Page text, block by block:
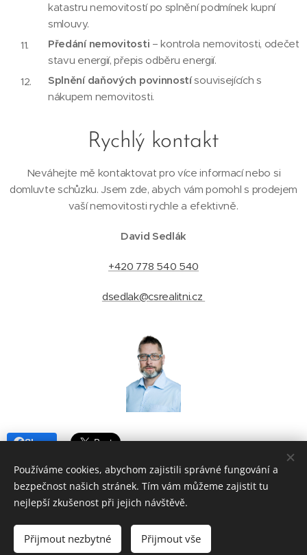
katastru nemovitostí po splnění podmínek kupní
smlouvy.
Předání nemovitosti – kontrola nemovitosti, odečet
stavu energií, přepis odběru energií.
Splnění daňových povinnostísouvisejících s
nákupem nemovitosti.
Rychlý kontakt
Neváhejte mě kontaktovat pro více informací nebo si
domluvte schůzku. Jsem zde, abych vám pomohl s prodejem
vaší nemovitosti rychle a efektivně.
David Sedlák
+420 778 540 540
dsedlak@csrealitni.cz
Share
REALITNÍ - Příkop 4, Brno - střed - Zábrdovice, 602 00 |
Vytvořeno službou Webnode
Používáme cookies, abychom zajistili správné fungování a
bezpečnost našich stránek. Tím vám můžeme zajistit tu
nejlepší zkušenost při jejich návštěvě.
Přijmout nezbytné Přijmout vše